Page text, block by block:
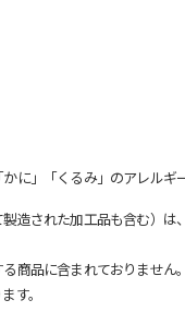
に」「くるみ」のアレルギ
された加工品も含む）
商品に含まれておりません。
す。